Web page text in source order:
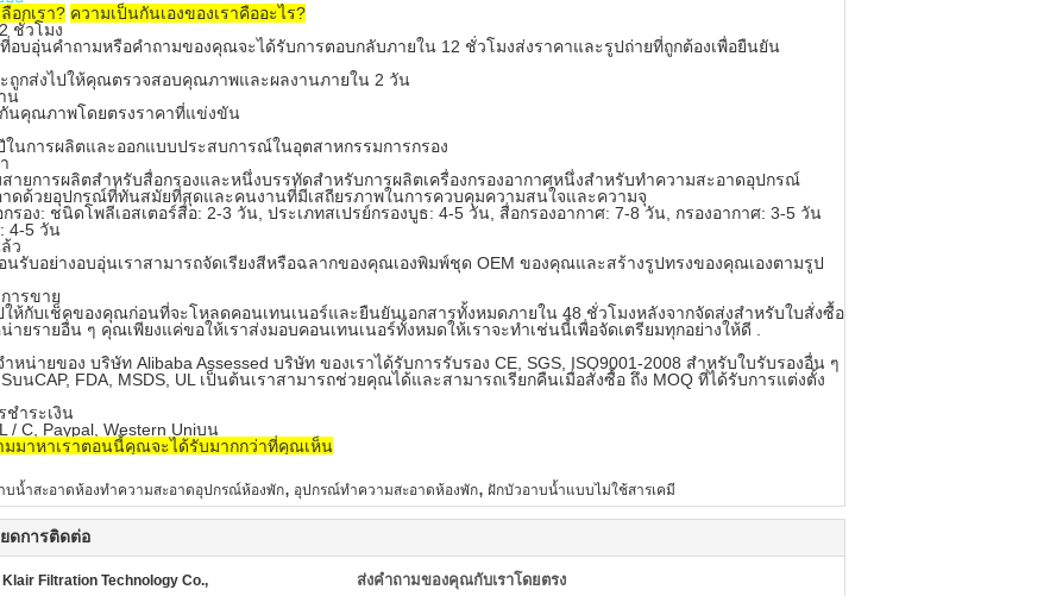
อกเรา? ความเป็นกันเองของเราคืออะไร?
ชั่วโมง
อบอุ่นคำถามหรือคำถามของคุณจะได้รับการตอบกลับภายใน 12 ชั่วโมงส่งราคาและรูปถ่ายที่ถูกต้องเพื่อยืนยัน
ถูกส่งไปให้คุณตรวจสอบคุณภาพและผลงานภายใน 2 วัน
น
นคุณภาพโดยตรงราคาที่แข่งขัน
ในการผลิตและออกแบบประสบการณ์ในอุตสาหกรรมการกรอง
ยการผลิตสำหรับสื่อกรองและหนึ่งบรรทัดสำหรับการผลิตเครื่องกรองอากาศหนึ่งสำหรับทำความสะอาดอุปกรณ์
ดด้วยอุปกรณ์ที่ทันสมัยที่สุดและคนงานที่มีเสถียรภาพในการควบคุมความสนใจและความจุ
รอง: ชนิดโพลีเอสเตอร์สื่อ: 2-3 วัน, ประเภทสเปรย์กรองบูธ: 4-5 วัน, สื่อกรองอากาศ: 7-8 วัน, กรองอากาศ: 3-5 วัน
4-5 วัน
ว
นรับอย่างอบอุ่นเราสามารถจัดเรียงสีหรือฉลากของคุณเองพิมพ์ชุด OEM ของคุณและสร้างรูปทรงของคุณเองตามรูป
ารขาย
ให้กับเช็คของคุณก่อนที่จะโหลดคอนเทนเนอร์และยืนยันเอกสารทั้งหมดภายใน 48 ชั่วโมงหลังจากจัดส่งสำหรับใบสั่งซื้อ
ายรายอื่น ๆ คุณเพียงแค่ขอให้เราส่งมอบคอนเทนเนอร์ทั้งหมดให้เราจะทำเช่นนี้เพื่อจัดเตรียมทุกอย่างให้ดี .
ำหน่ายของ บริษัท Alibaba Assessed บริษัท ของเราได้รับการรับรอง CE, SGS, ISO9001-2008 สำหรับใบรับรองอื่น ๆ
บนCAP, FDA, MSDS, UL เป็นต้นเราสามารถช่วยคุณได้และสามารถเรียกคืนเมื่อสั่งซื้อ ถึง MOQ ที่ได้รับการแต่งตั้ง
ชำระเงิน
/ C, Paypal, Western Uniบน
มมาหาเราตอนนี้คุณจะได้รับมากกว่าที่คุณเห็น
บน้ำสะอาดห้องทำความสะอาดอุปกรณ์ห้องพัก, อุปกรณ์ทำความสะอาดห้องพัก, ฝักบัวอาบน้ำแบบไม่ใช้สารเคมี
ดการติดต่อ
Klair Filtration Technology Co.,
ส่งคำถามของคุณกับเราโดยตรง